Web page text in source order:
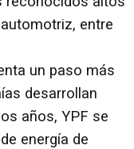
entre
un paso más
desarrollan
años, YPF se
energía de